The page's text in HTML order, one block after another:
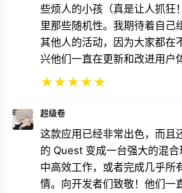
些烦人的小孩（真是让人抓狂
里那些随机性。我期待着自己
其他人的活动，因为大家都在
兴他们一直在更新和改进用户
★★★★★
超级卷
这款应用已经非常出色，而且
的 Quest 变成一台强大的混
中高效工作，或者完成几乎所
情。向开发者们致敬！他们一